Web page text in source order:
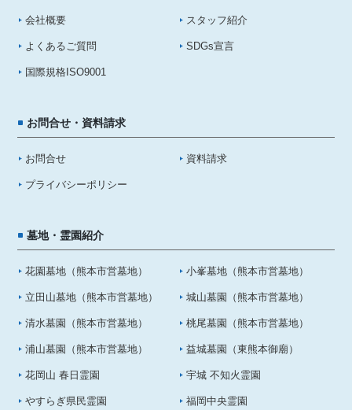
会社概要 スタッフ紹介
よくあるご質問 SDGs宣言
国際規格ISO9001
お問合せ・資料請求
お問合せ 資料請求
プライバシーポリシー
墓地・霊園紹介
花園墓地（熊本市営墓地） 小峯墓地（熊本市営墓地）
立田山墓地（熊本市営墓地） 城山墓園（熊本市営墓地）
清水墓園（熊本市営墓地） 桃尾墓園（熊本市営墓地）
浦山墓園（熊本市営墓地） 益城墓園（東熊本御廟）
花岡山 春日霊園 宇城 不知火霊園
やすらぎ県民霊園 福岡中央霊園